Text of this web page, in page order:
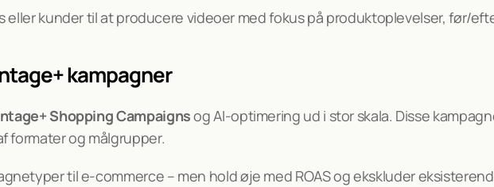
eller kunder til at producere videoer med fokus på produktoplevelser, før/
kampagner
Shopping Campaigns og AI-optimering ud i stor skala. Disse
formater og målgrupper.
til e-commerce – men hold øje med ROAS og ekskluder